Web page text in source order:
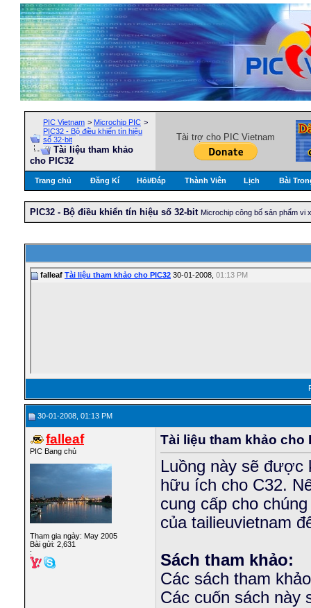
PIC Vietnam > Microchip PIC >
PIC32 - Bộ điều khiển tín hiệu
số 32-bit
Tài liệu tham khảo
cho PIC32
Tài trợ cho PIC Vietnam
Trang chủ Đăng Kí Hỏi/Ðáp Thành Viên Lịch Bài
PIC32 - Bộ điều khiển tín hiệu số 32-bit Microchip công bố sản phẩm vi
falleaf Tài liệu tham khảo cho PIC32 30-01-2008, 01:13 PM
30-01-2008, 01:13 PM
falleaf
PIC Bang chủ
Tham gia ngày: May 2005
Bài gửi: 2,631
:
Tài liệu tham khảo cho
Luồng này sẽ được
hữu ích cho C32.
cung cấp cho
của tailieuvietnam
Sách tham khảo:
Các sách tham
Các cuốn sách này